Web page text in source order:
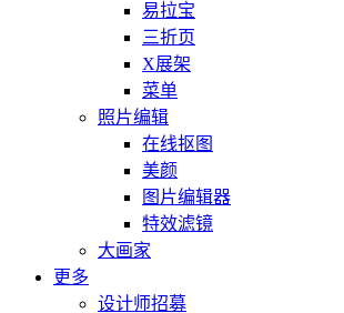
易拉宝
三折页
X展架
菜单
照片编辑
在线抠图
美颜
图片编辑器
特效滤镜
大画家
更多
设计师招募